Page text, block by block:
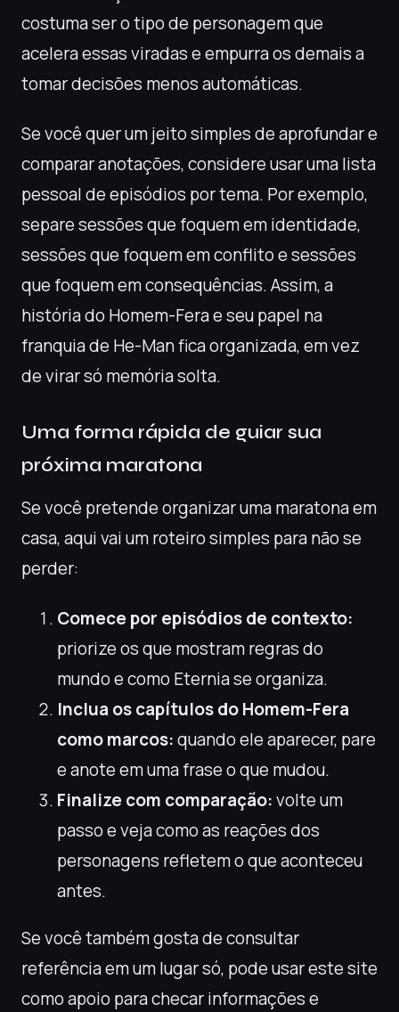
costuma ser o tipo de personagem que
acelera essas viradas e empurra os demais a
tomar decisões menos automáticas.
Se você quer um jeito simples de aprofundar e
comparar anotações, considere usar uma lista
pessoal de episódios por tema. Por exemplo,
separe sessões que foquem em identidade,
sessões que foquem em conflito e sessões
que foquem em consequências. Assim, a
história do Homem-Fera e seu papel na
franquia de He-Man fica organizada, em vez
de virar só memória solta.
Uma forma rápida de guiar sua
próxima maratona
Se você pretende organizar uma maratona em
casa, aqui vai um roteiro simples para não se
perder:
Comece por episódios de contexto:
priorize os que mostram regras do
mundo e como Eternia se organiza.
Inclua os capítulos do Homem-Fera
como marcos:quando ele aparecer, pare
e anote em uma frase o que mudou.
Finalize com comparação:volte um
passo e veja como as reações dos
personagens refletem o que aconteceu
antes.
Se você também gosta de consultar
referência em um lugar só, pode usar este site
como apoio para checar informações e